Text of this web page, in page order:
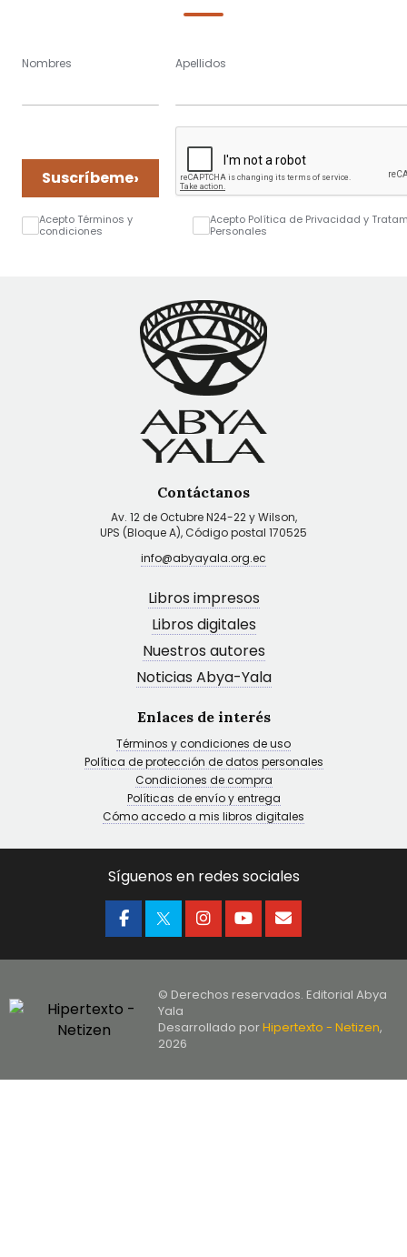
Nombres Apellidos
Suscríbeme›
Acepto Términos y
condiciones
Acepto Política de Privacidad y
Personales
Contáctanos
Av. 12 de Octubre N24-22 y Wilson,
UPS (Bloque A), Código postal 170525
info@abyayala.org.ec
Libros impresos
Libros digitales
Nuestros autores
Noticias Abya-Yala
Enlaces de interés
Términos y condiciones de uso
Política de protección de datos personales
Condiciones de compra
Políticas de envío y entrega
Cómo accedo a mis libros digitales
Síguenos en redes sociales
© Derechos reservados. Editorial Abya
Yala
Desarrollado porHipertexto - Netizen,
2026